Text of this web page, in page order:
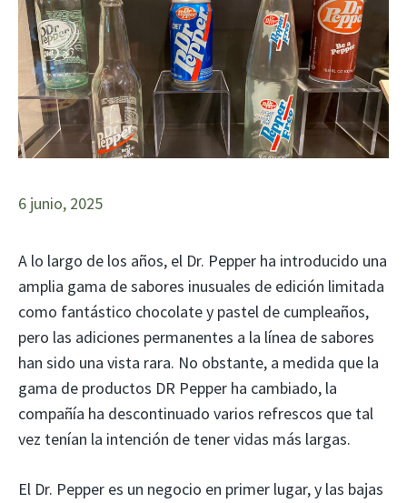
6 junio, 2025
A lo largo de los años, el Dr. Pepper ha introducido una
amplia gama de sabores inusuales de edición limitada
como fantástico chocolate y pastel de cumpleaños,
pero las adiciones permanentes a la línea de sabores
han sido una vista rara. No obstante, a medida que la
gama de productos DR Pepper ha cambiado, la
compañía ha descontinuado varios refrescos que tal
vez tenían la intención de tener vidas más largas.
El Dr. Pepper es un negocio en primer lugar, y las bajas